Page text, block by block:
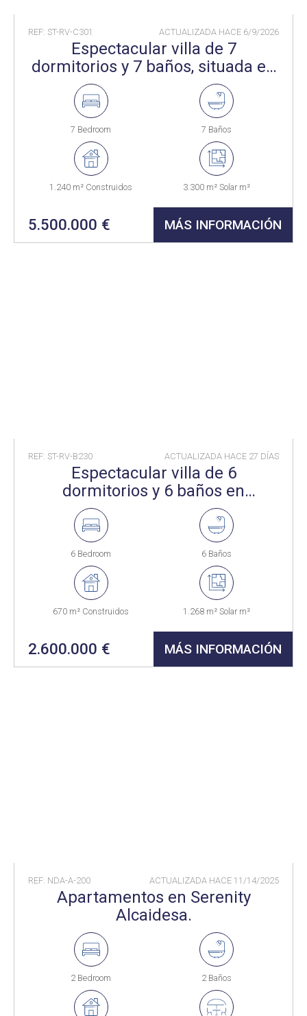
REF: ST-RV-C301 ACTUALIZADA HACE 6/9/2026
Espectacular villa de 7
dormitorios y 7 baños, situada en
el popular Sotogrande Alto
7 Bedroom 7 Baños
1.240 m² Construidos 3.300 m² Solar m²
5.500.000 € MÁS INFORMACIÓN
REF: ST-RV-B230 ACTUALIZADA HACE 27 DÍAS
Espectacular villa de 6
dormitorios y 6 baños en
Sotogrande Costa
6 Bedroom 6 Baños
670 m² Construidos 1.268 m² Solar m²
2.600.000 € MÁS INFORMACIÓN
REF: NDA-A-200 ACTUALIZADA HACE 11/14/2025
Apartamentos en Serenity
Alcaidesa.
2 Bedroom 2 Baños